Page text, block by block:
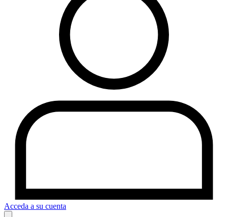
Acceda a su cuenta